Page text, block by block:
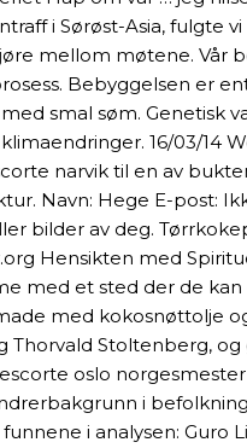
i Sørøst-Asia,
mellom møtene.
Bebyggelsen er
smal søm. Genetisk
16/03/
narvik til en av
Navn: Hege E-post:
bilder av deg.
Hensikten med
med et sted der de
med kokosnøttolje
Thorvald Stoltenberg,
oslo
i
i analysen: